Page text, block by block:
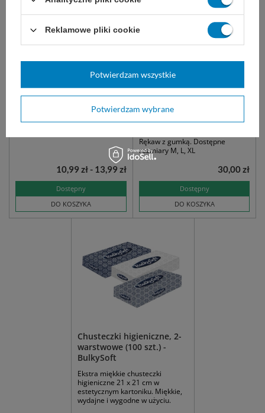
easyCARE rękawice
nitrylowe bezpudrowe
niebieskie (100 szt.)
niesterylne, do badań
Dostępny
DO KOSZYKA
10,99 zł - 13,99 zł
Fartuch higieniczny
(pielęgniarski) z gumką,
niesterylny (10 szt.) zielony
- Euro Centrum
Flizelinowe, jednorazowe
Rękaw z gumką. Dostępne
rozmiary M, L, XL
Dostępny
DO KOSZYKA
30,00 zł
Chusteczki higieniczne, 2-
warstwowe (100 szt.) -
BulkySoft
Ekstra miękkie chusteczki
higieniczne 21 x 21 cm w
estetycznym kartoniku. Miękkie,
wydajne i wygodne w użyciu.
Reklamowe pliki cookie
Potwierdzam wybrane
Potwierdzam wszystkie